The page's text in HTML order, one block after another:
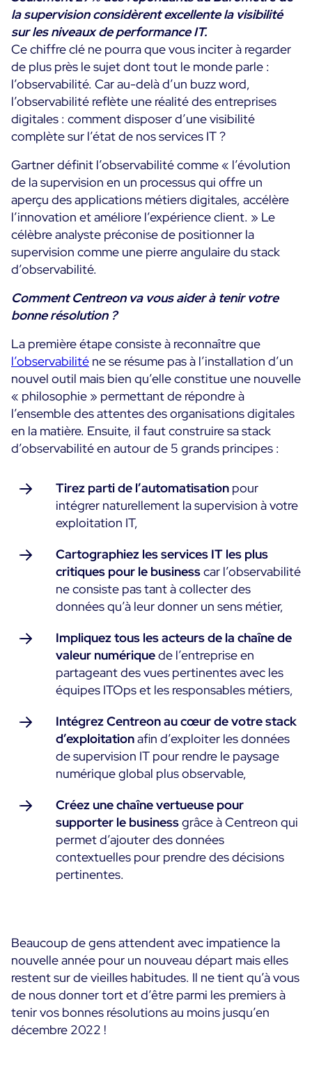
la supervision considèrent excellente la visibilité
sur les niveaux de performance IT.
Ce chiffre clé ne pourra que vous inciter à regarder
de plus près le sujet dont tout le monde parle :
l’observabilité. Car au-delà d’un buzz word,
l’observabilité reflète une réalité des entreprises
digitales : comment disposer d’une visibilité
complète sur l’état de nos services IT ?
Gartner définit l’observabilité comme « l’évolution
de la supervision en un processus qui offre un
aperçu des applications métiers digitales, accélère
l’innovation et améliore l’expérience client. » Le
célèbre analyste préconise de positionner la
supervision comme une pierre angulaire du stack
d’observabilité.
Comment Centreon va vous aider à tenir votre
bonne résolution ?
La première étape consiste à reconnaître que
l’observabilité ne se résume pas à l’installation d’un
nouvel outil mais bien qu’elle constitue une nouvelle
« philosophie » permettant de répondre à
l’ensemble des attentes des organisations digitales
en la matière. Ensuite, il faut construire sa stack
d’observabilité en autour de 5 grands principes :
Tirez parti de l’automatisation pour
intégrer naturellement la supervision à votre
exploitation IT,
Cartographiez les services IT les plus
critiques pour le businesscar l’observabilité
ne consiste pas tant à collecter des
données qu’à leur donner un sens métier,
Impliquez tous les acteurs de la chaîne de
valeur numériquede l’entreprise en
partageant des vues pertinentes avec les
équipes ITOps et les responsables métiers,
Intégrez Centreon au cœur de votre stack
d’exploitationafin d’exploiter les données
de supervision IT pour rendre le paysage
numérique global plus observable,
Créez une chaîne vertueuse pour
supporter le businessgrâce àCentreon qui
permet d’ajouter des données
contextuelles pour prendre des décisions
pertinentes.
Beaucoup de gens attendent avec impatience la
nouvelle année pour un nouveau départ mais elles
restent sur de vieilles habitudes. Il ne tient qu’à vous
de nous donner tort et d’être parmi les premiers à
tenir vos bonnes résolutions au moins jusqu’en
décembre 2022 !